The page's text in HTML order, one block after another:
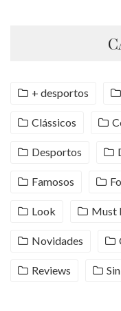
+ desportos
Clássicos
Desportos
Famosos
Look Must
Novidades
Reviews